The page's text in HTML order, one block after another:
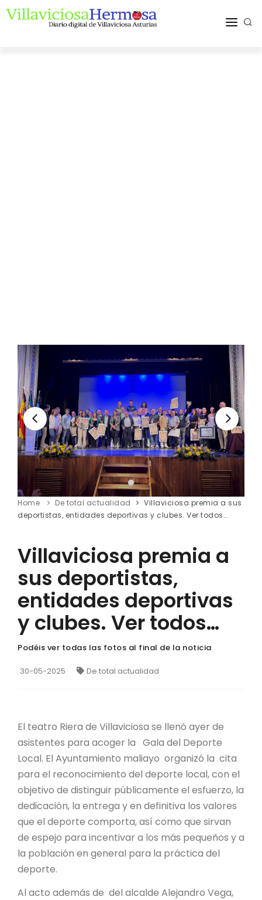
Home De total actualidad
Villaviciosa premia a sus
deportistas, entidades deportivas y clubes. Ver todos…
Villaviciosa premia a
sus deportistas,
entidades deportivas
y clubes. Ver todos…
Podéis ver todas las fotos al final de la noticia
30-05-2025 De total actualidad
El teatro Riera de Villaviciosa se llenó ayer de
asistentes para acoger la Gala del Deporte
Local. El Ayuntamiento maliayo organizó la cita
para el reconocimiento del deporte local, con el
objetivo de distinguir públicamente el esfuerzo, la
dedicación, la entrega y en definitiva los valores
que el deporte comporta, así como que sirvan
de espejo para incentivar a los más pequeños y a
la población en general para la práctica del
deporte.
Al acto además de del alcalde Alejandro Vega,